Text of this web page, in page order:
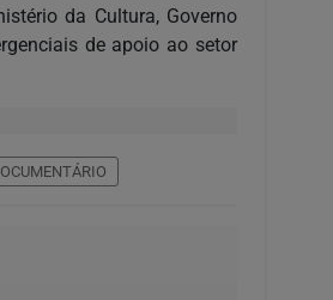
da Cultura, Governo
de apoio ao setor